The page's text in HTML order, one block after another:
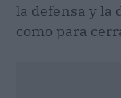
la defensa y la
como para